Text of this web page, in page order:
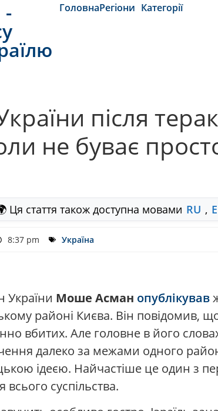
ГоловнаРегіони Категорії
після
не буває
Ця стаття також доступна мовами RU ,
8:37 pm Україна
України Моше Асман опублікував
районі Києва. Він
вбитих. Але головне в його
далеко за межами одного
ідеєю. Найчастіше це один з
суспільства.